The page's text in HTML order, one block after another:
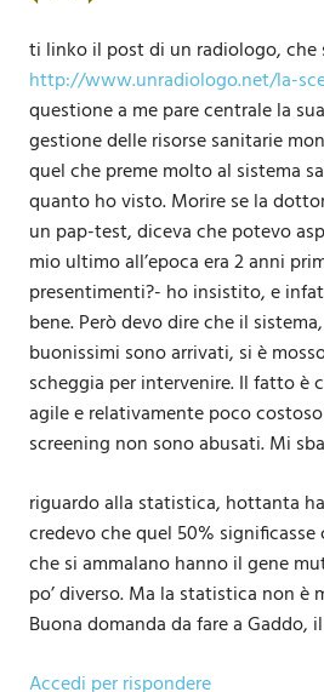
ti linko il post di un radiologo, che
http://www.unradiologo.net/la-
questione a me pare centrale la
gestione delle risorse sanitarie
quel che preme molto al sistema
quanto ho visto. Morire se la
un pap-test, diceva che potevo
mio ultimo all’epoca era 2 anni
presentimenti?- ho insistito, e
bene. Però devo dire che il
buonissimi sono arrivati, si è
scheggia per intervenire. Il fatto è
agile e relativamente poco
screening non sono abusati. Mi
riguardo alla statistica, hottanta
credevo che quel 50% significasse
che si ammalano hanno il gene
po’ diverso. Ma la statistica non è
Buona domanda da fare a Gaddo,
Accedi per rispondere